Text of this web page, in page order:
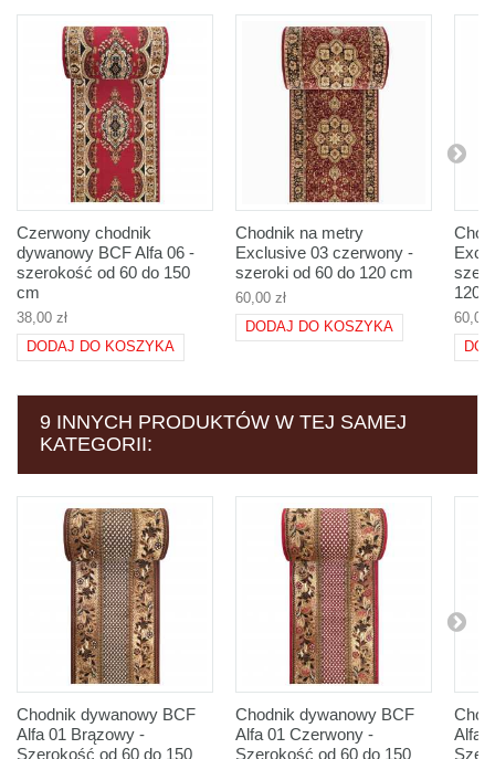
Czerwony chodnik
dywanowy BCF Alfa 06 -
szerokość od 60 do 150
cm
38,00 zł
DODAJ DO KOSZYKA
Chodnik na metry
Exclusive 03 czerwony -
szeroki od 60 do 120 cm
60,00 zł
DODAJ DO KOSZYKA
120
60,00
9 INNYCH PRODUKTÓW W TEJ SAMEJ
KATEGORII:
Chodnik dywanowy BCF
Alfa 01 Brązowy -
Szerokość od 60 do 150
Chodnik dywanowy BCF
Alfa 01 Czerwony -
Szerokość od 60 do 150
Alfa